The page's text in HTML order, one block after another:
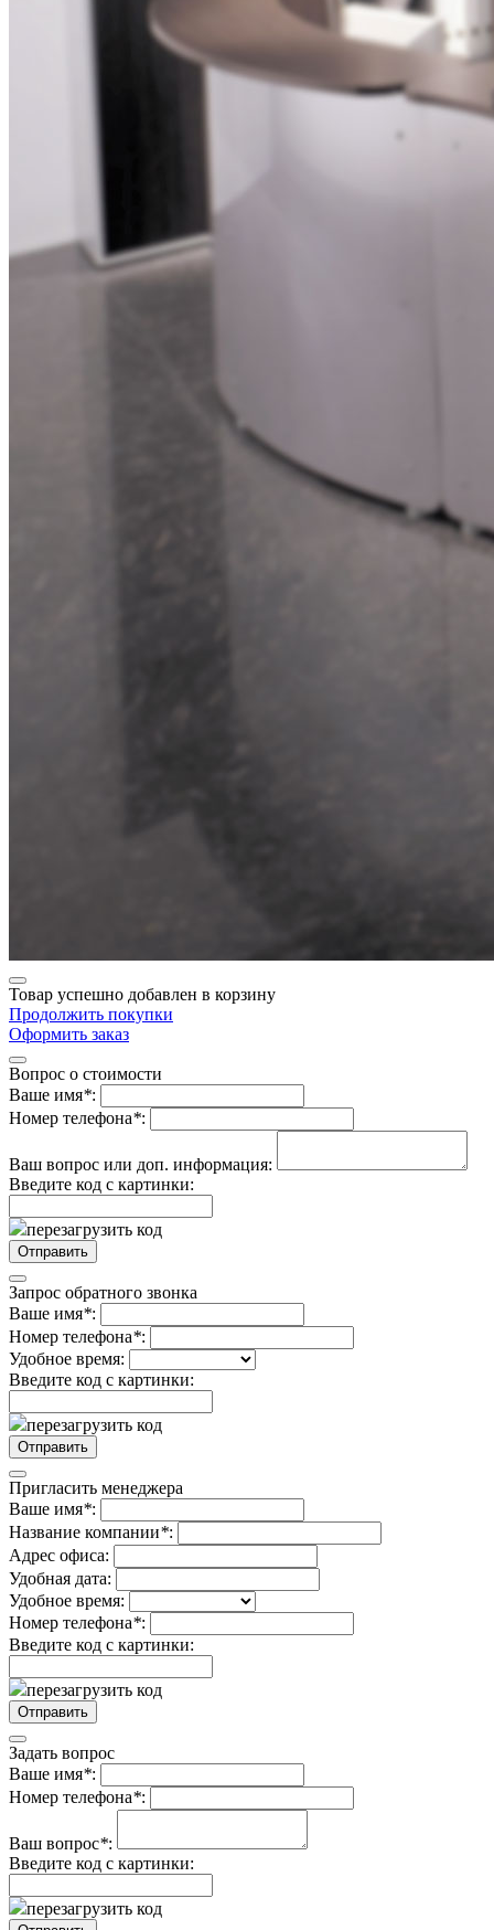
Товар успешно добавлен в корзину
Продолжить покупки
Оформить заказ
Вопрос о стоимости
Ваше имя*:
Номер телефона*:
Ваш вопрос или доп. информация:
Введите код с картинки:
перезагрузить код
Запрос обратного звонка
Ваше имя*:
Номер телефона*:
Удобное время:
Введите код с картинки:
перезагрузить код
Пригласить менеджера
Ваше имя*:
Название компании*:
Адрес офиса:
Удобная дата:
Удобное время:
Номер телефона*:
Введите код с картинки:
перезагрузить код
Задать вопрос
Ваше имя*:
Номер телефона*:
Ваш вопрос*:
Введите код с картинки:
перезагрузить код